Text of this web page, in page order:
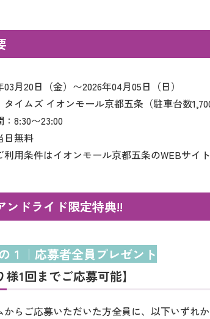
月20日（金）〜2026年04月05日（日）
イムズ イオンモール京都五条（駐車台数1,700
8:30〜23:00
日無料
用条件はイオンモール京都五条のWEBサイ
ンドライド限定特典!!
１｜応募者全員プレゼント
様1回までご応募可能】
らご応募いただいた方全員に、以下いずれ